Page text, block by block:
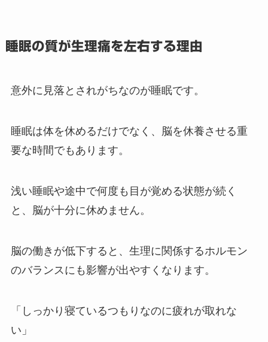
睡眠の質が生理痛を左右する理由
意外に見落とされがちなのが睡眠です。
睡眠は体を休めるだけでなく、脳を休養させる重
要な時間でもあります。
浅い睡眠や途中で何度も目が覚める状態が続く
と、脳が十分に休めません。
脳の働きが低下すると、生理に関係するホルモン
のバランスにも影響が出やすくなります。
「しっかり寝ているつもりなのに疲れが取れな
い」